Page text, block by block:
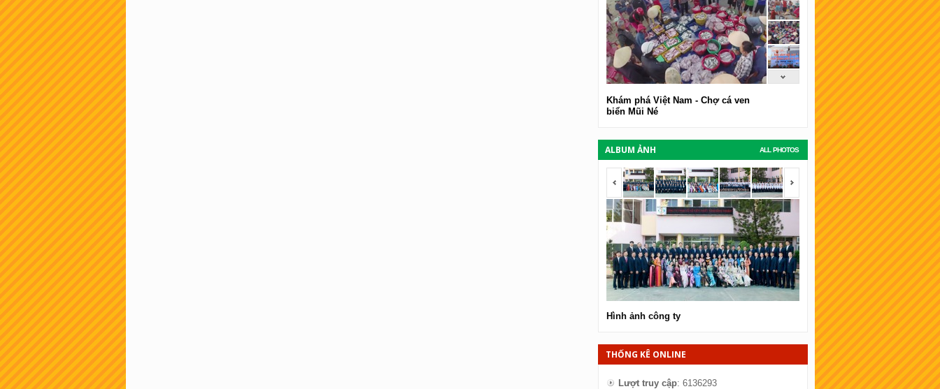
Khám phá Việt Nam - Chợ cá ven
biển Mũi Né
ALL PHOTOS
ALBUM ẢNH
<span></span> <span></span>
Hình ảnh công ty Hình ảnh công ty
THỐNG KÊ ONLINE
Lượt truy cập: 6136293